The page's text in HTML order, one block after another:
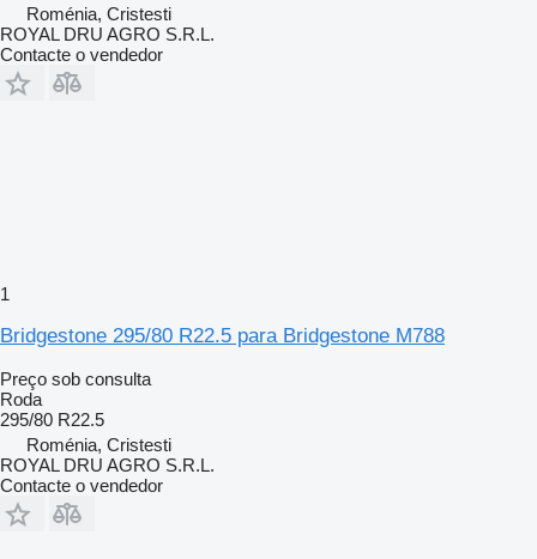
Roménia, Cristesti
ROYAL DRU AGRO S.R.L.
Contacte o vendedor
1
Bridgestone 295/80 R22.5 para Bridgestone M788
Preço sob consulta
Roda
295/80 R22.5
Roménia, Cristesti
ROYAL DRU AGRO S.R.L.
Contacte o vendedor